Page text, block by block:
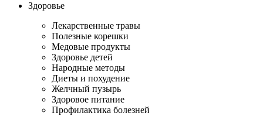
Здоровье
Лекарственные травы
Полезные корешки
Медовые продукты
Здоровье детей
Народные методы
Диеты и похудение
Желчный пузырь
Здоровое питание
Профилактика болезней